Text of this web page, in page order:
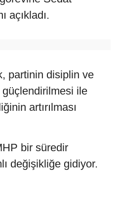
açıkladı.
partinin disiplin ve
ile
artırılması
bir süredir
değişikliğe gidiyor.